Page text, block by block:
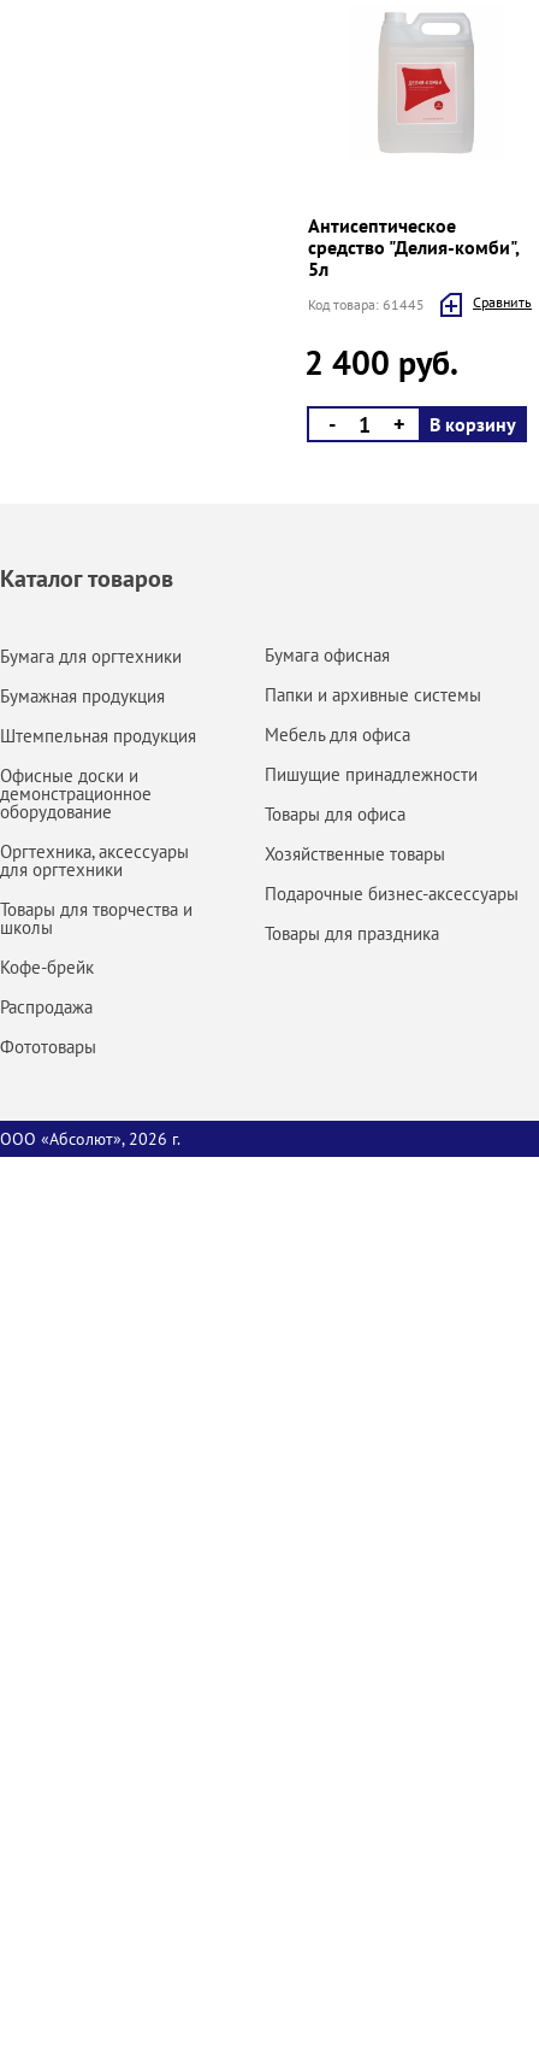
Антисептическое
средство "Делия-комби",
5л
Код товара: 61445 Cравнить
2 400 руб.
- + В корзину
Каталог товаров
Бумага для оргтехники
Бумажная продукция
Штемпельная продукция
Офисные доски и
демонстрационное
оборудование
Оргтехника, аксессуары
для оргтехники
Товары для творчества и
школы
Кофе-брейк
Распродажа
Фототовары
Бумага офисная
Папки и архивные системы
Мебель для офиса
Пишущие принадлежности
Товары для офиса
Хозяйственные товары
Подарочные бизнес-аксессуары
Товары для праздника
ООО «Абсолют», 2026 г.